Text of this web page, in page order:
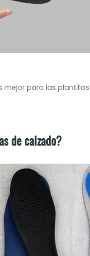
mejor para las
de calzado?